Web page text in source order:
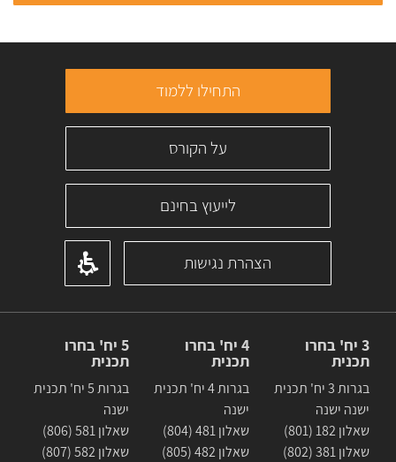
התחילו ללמוד
על הקורס
לייעוץ בחינם
הצהרת נגישות
3 יח' בחרו
תכנית
בגרות 3 יח' תכנית
ישנה ישנה
שאלון 182 (801)
שאלון 381 (802)
4 יח' בחרו
תכנית
בגרות 4 יח' תכנית
ישנה
שאלון 481 (804)
שאלון 482 (805)
5 יח' בחרו
תכנית
בגרות 5 יח' תכנית
ישנה
שאלון 581 (806)
שאלון 582 (807)